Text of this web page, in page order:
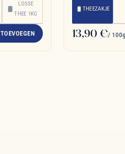
LOSSE
THEE 1KG
TOEVOEGEN
THEEZAKJE
13,90 €/ 100g